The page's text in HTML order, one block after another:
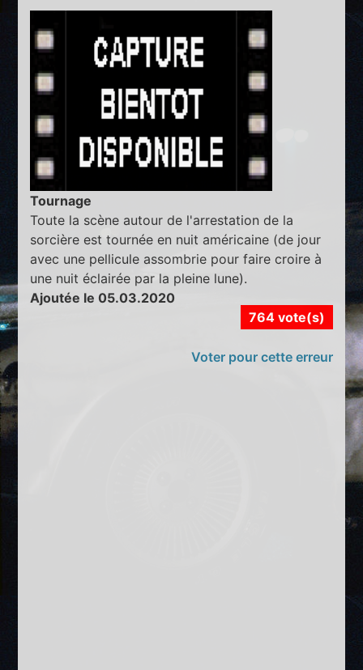
Tournage
Toute la scène autour de l'arrestation de la
sorcière est tournée en nuit américaine (de jour
avec une pellicule assombrie pour faire croire à
une nuit éclairée par la pleine lune).
Ajoutée le 05.03.2020
764 vote(s)
Voter pour cette erreur